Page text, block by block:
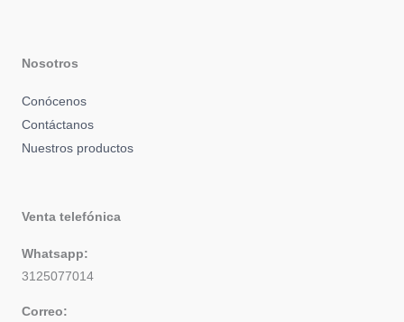
Nosotros
Conócenos
Contáctanos
Nuestros productos
Venta telefónica
Whatsapp:
3125077014
Correo: